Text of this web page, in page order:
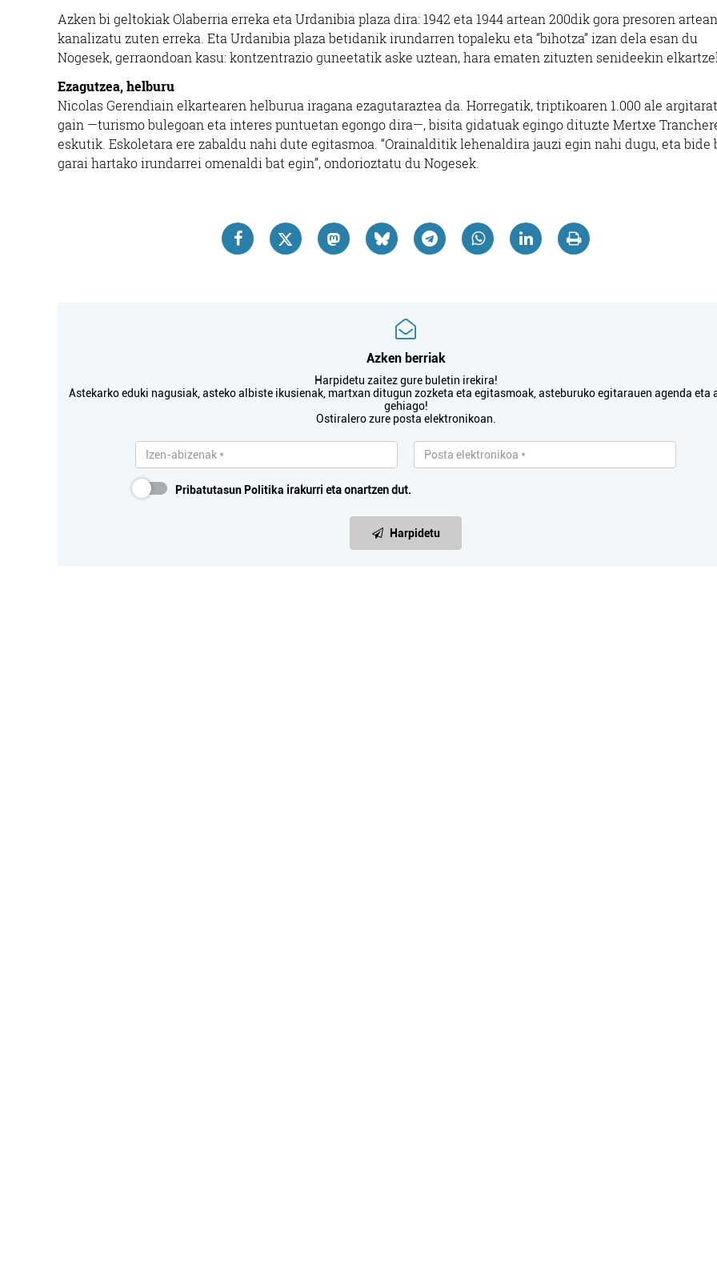
Azken bi geltokiak Olaberria erreka eta Urdanibia plaza dira: 1942 eta 1944 artean 200dik gora presoren artean
kanalizatu zuten erreka. Eta Urdanibia plaza betidanik irundarren topaleku eta “bihotza” izan dela esan du
Nogesek, gerraondoan kasu: kontzentrazio guneetatik aske uztean, hara ematen zituzten senideekin
Ezagutzea, helburu
Nicolas Gerendiain elkartearen helburua iragana ezagutaraztea da. Horregatik, triptikoaren 1.000 ale
gain —turismo bulegoan eta interes puntuetan egongo dira—, bisita gidatuak egingo dituzte Mertxe
eskutik. Eskoletara ere zabaldu nahi dute egitasmoa. “Orainalditik lehenaldira jauzi egin nahi dugu, eta bide
garai hartako irundarrei omenaldi bat egin”, ondorioztatu du Nogesek.
Azken berriak
Harpidetu zaitez gure buletin irekira!
Astekarko eduki nagusiak, asteko albiste ikusienak, martxan ditugun zozketa eta egitasmoak, asteburuko egitarauen agenda eta
gehiago!
Ostiralero zure posta elektronikoan.
Pribatutasun Politika irakurri eta onartzen dut.
Harpidetu